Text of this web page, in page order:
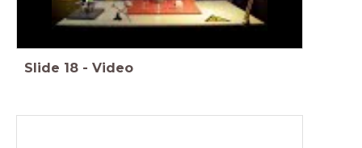
Slide 18 - Video